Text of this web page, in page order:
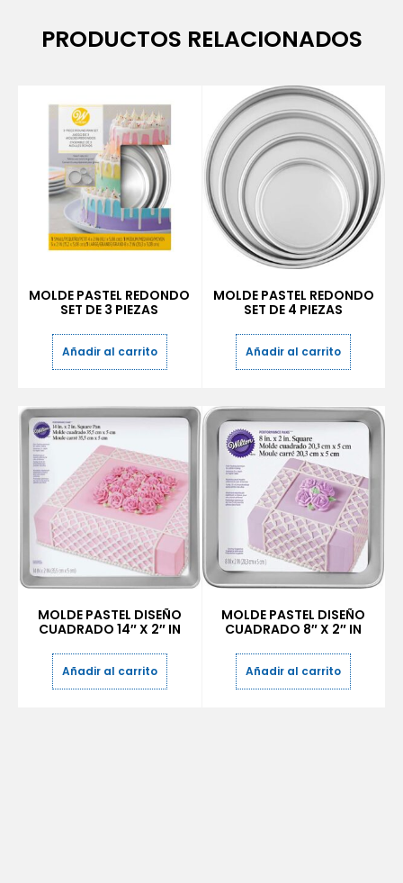
PRODUCTOS RELACIONADOS
MOLDE PASTEL REDONDO
SET DE 3 PIEZAS
Añadir al carrito
MOLDE PASTEL REDONDO
SET DE 4 PIEZAS
Añadir al carrito
MOLDE PASTEL DISEÑO
CUADRADO 14″ X 2″ IN
Añadir al carrito
MOLDE PASTEL DISEÑO
CUADRADO 8″ X 2″ IN
Añadir al carrito